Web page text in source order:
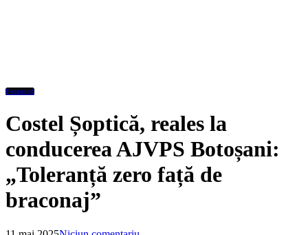
Featured
Costel Șoptică, reales la
conducerea AJVPS Botoșani:
„Toleranță zero față de
braconaj”